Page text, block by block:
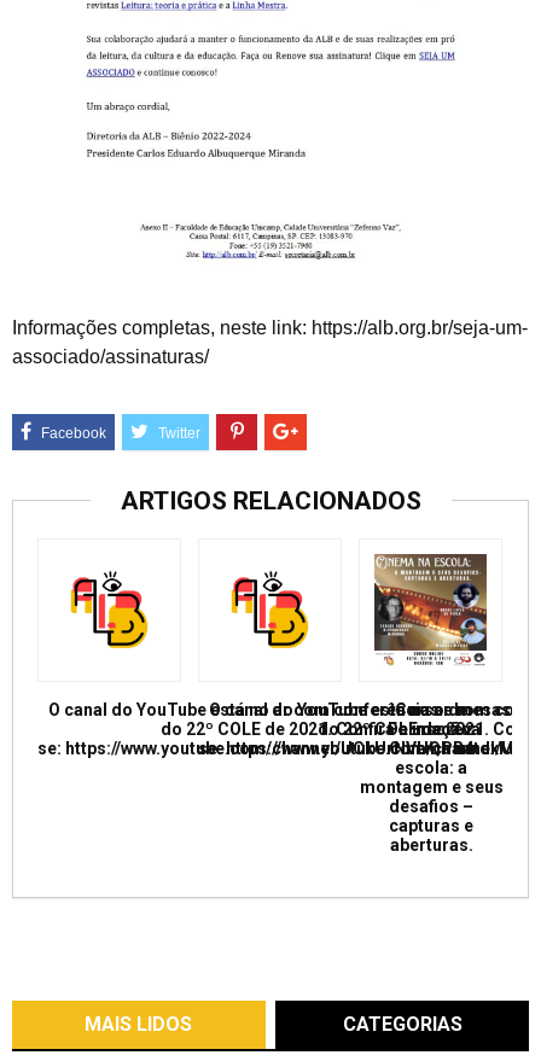
Informações completas, neste link: https://alb.org.br/seja-um-
associado/assinaturas/
ARTIGOS RELACIONADOS
O canal do YouTube está no ar com conferências e mesas
do 22º COLE de 2021. Confira e inscreva
se: https://www.youtube.com/channel/
O canal do YouTube está no ar com
do 22º COLE de 2021.
se: https://www.youtube.com/channel/
Curso de
Formação:
Cinema na
escola: a
montagem e seus
desafios –
capturas e
aberturas.
MAIS LIDOS CATEGORIAS